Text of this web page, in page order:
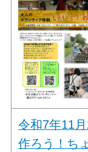
令和7年11
作ろう！ち